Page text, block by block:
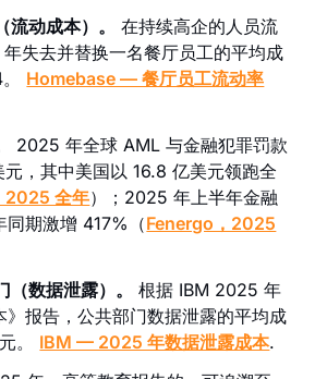
动成本）。
在持续高企的人员流
失去并替换一名餐厅员工的平均成
Homebase — 餐厅员工流动率
2025 年全球 AML 与金融犯罪罚款
，其中美国以 16.8 亿美元领跑全
2025 全年）；2025 年上半年金融
同期激增 417%（Fenergo，2025
数据泄露）。
根据 IBM 2025 年
》报告，公共部门数据泄露的平均成
。 IBM — 2025 年数据泄露成本.